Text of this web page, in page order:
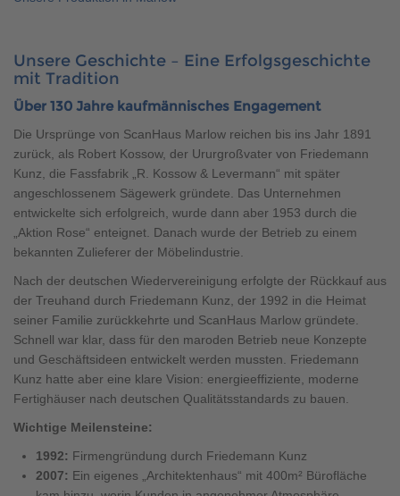
Unsere Geschichte – Eine Erfolgsgeschichte
mit Tradition
Über 130 Jahre kaufmännisches Engagement
Die Ursprünge von ScanHaus Marlow reichen bis ins Jahr 1891
zurück, als Robert Kossow, der Ururgroßvater von Friedemann
Kunz, die Fassfabrik „R. Kossow & Levermann“ mit später
angeschlossenem Sägewerk gründete. Das Unternehmen
entwickelte sich erfolgreich, wurde dann aber 1953 durch die
„Aktion Rose“ enteignet. Danach wurde der Betrieb zu einem
bekannten Zulieferer der Möbelindustrie.
Nach der deutschen Wiedervereinigung erfolgte der Rückkauf aus
der Treuhand durch Friedemann Kunz, der 1992 in die Heimat
seiner Familie zurückkehrte und ScanHaus Marlow gründete.
Schnell war klar, dass für den maroden Betrieb neue Konzepte
und Geschäftsideen entwickelt werden mussten. Friedemann
Kunz hatte aber eine klare Vision: energieeffiziente, moderne
Fertighäuser nach deutschen Qualitätsstandards zu bauen.
Wichtige Meilensteine:
1992: Firmengründung durch Friedemann Kunz
2007: Ein eigenes „Architektenhaus“ mit 400m² Bürofläche